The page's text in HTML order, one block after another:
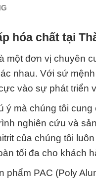
hóa chất tại
một đơn vị chuyên
nhau. Với sứ
vào sự phát triển
mà chúng tôi
nghiên cứu và
của chúng tôi
tối đa cho khách
phẩm PAC (Poly